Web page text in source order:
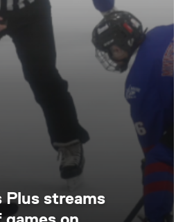
Plus streams